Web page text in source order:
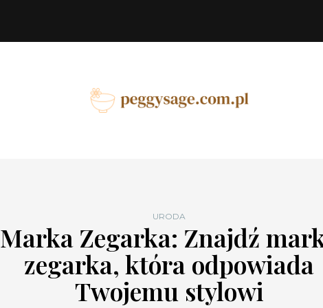
URODA
Marka Zegarka: Znajdź
zegarka, która odpowiada
Twojemu stylowi